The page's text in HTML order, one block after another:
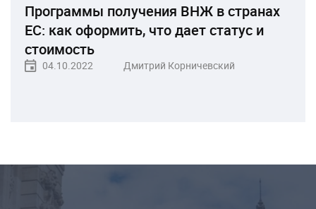
Программы получения ВНЖ в странах
ЕС: как оформить, что дает статус и
стоимость
04.10.2022 Дмитрий Корничевский